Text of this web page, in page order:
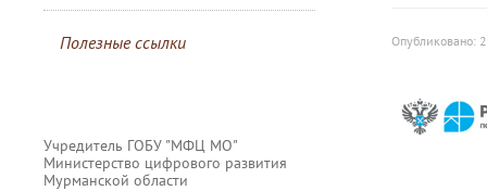
Полезные ссылки
Учредитель ГОБУ "МФЦ МО"
Министерство цифрового развития
Мурманской области
Опубликовано: